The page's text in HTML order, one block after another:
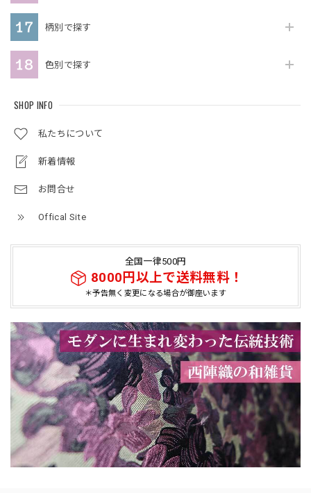
柄別で探す
色別で探す
SHOP INFO
私たちについて
新着情報
お問合せ
Offical Site
全国一律500円
8000円以上で送料無料！
＊予告無く変更になる場合が御座います